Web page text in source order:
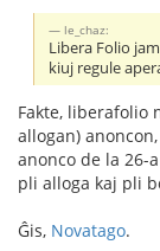
le_chaz:
Libera Folio
kiuj regule
Fakte, liberafolio
allogan)
anonco de la 26-
pli alloga kaj pli
Ĝis, Novatago.